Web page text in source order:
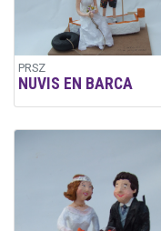
PRSZ
NUVIS EN BARCA